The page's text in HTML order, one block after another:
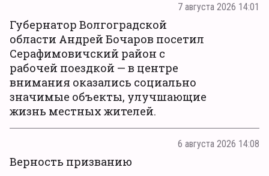
7 августа 2026 14:01
Губернатор Волгоградской
области Андрей Бочаров посетил
Серафимовичский район с
рабочей поездкой — в центре
внимания оказались социально
значимые объекты, улучшающие
жизнь местных жителей.
6 августа 2026 14:08
Верность призванию